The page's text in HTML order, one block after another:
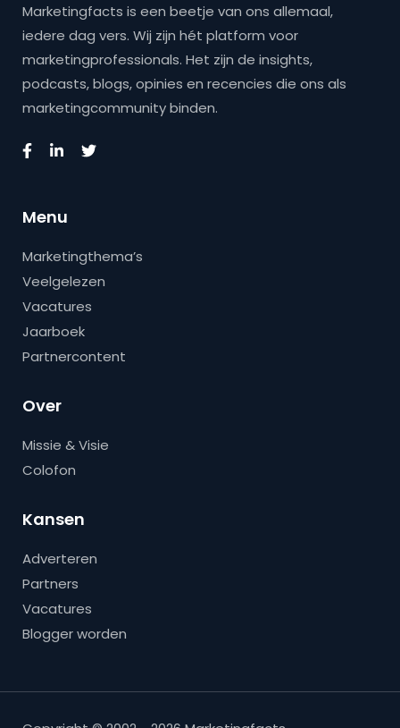
Marketingfacts is een beetje van ons allemaal,
iedere dag vers. Wij zijn hét platform voor
marketingprofessionals. Het zijn de insights,
podcasts, blogs, opinies en recencies die ons als
marketingcommunity binden.
Menu
Marketingthema’s
Veelgelezen
Vacatures
Jaarboek
Partnercontent
Over
Missie & Visie
Colofon
Kansen
Adverteren
Partners
Vacatures
Blogger worden